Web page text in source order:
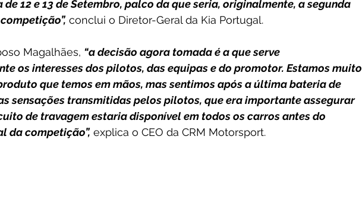
de 12 e 13 de Setembro, palco da que seria, originalmente, a segunda
conclui o Diretor-Geral da Kia Portugal.
Magalhães, “a decisão agora tomada é a que serve
os interesses dos pilotos, das equipas e do promotor. Estamos muito
que temos em mãos, mas sentimos após a última bateria de
sensações transmitidas pelos pilotos, que era importante assegurar
de travagem estaria disponível em todos os carros antes do
da competição”, explica o CEO da CRM Motorsport.